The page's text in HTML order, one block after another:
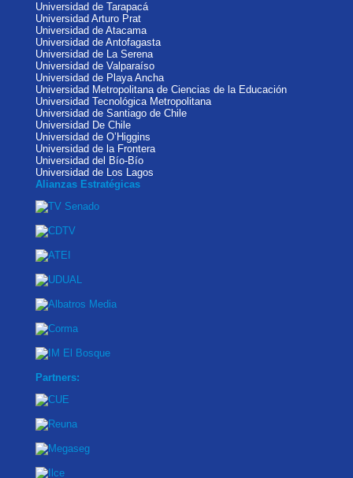
Universidad de Tarapacá
Universidad Arturo Prat
Universidad de Atacama
Universidad de Antofagasta
Universidad de La Serena
Universidad de Valparaíso
Universidad de Playa Ancha
Universidad Metropolitana de Ciencias de la Educación
Universidad Tecnológica Metropolitana
Universidad de Santiago de Chile
Universidad De Chile
Universidad de O’Higgins
Universidad de la Frontera
Universidad del Bío-Bío
Universidad de Los Lagos
Alianzas Estratégicas
Partners: